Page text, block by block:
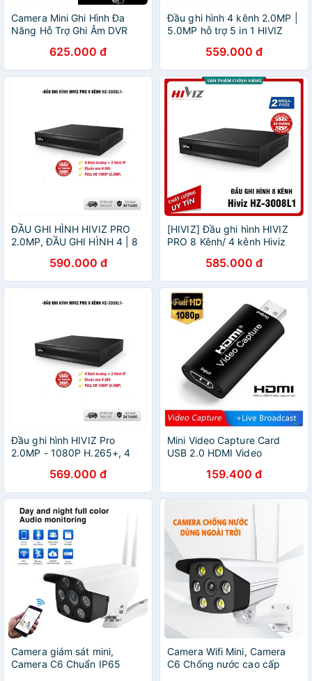
Camera Mini Ghi Hình Đa
Năng Hỗ Trợ Ghi Âm DVR
XANES MC01 Cao Cấp
625.000 đ
Đầu ghi hình 4 kênh 2.0MP |
5.0MP hỗ trợ 5 in 1 HIVIZ
chính hãng559.000 đ
ĐẦU GHI HÌNH HIVIZ PRO
2.0MP, ĐẦU GHI HÌNH 4 | 8
3008L1 CHÍNH HÃNG - BH
24 THÁNG
590.000 đ
[HIVIZ] Đầu ghi hình HIVIZ
PRO 8 Kênh/ 4 kênh Hiviz
chính hãng - Bảo hành 24
Tháng
585.000 đ
Đầu ghi hình HIVIZ Pro
2.0MP - 1080P H.265+, 4
hành chính hãng 24 Tháng
569.000 đ
Mini Video Capture Card
USB 2.0 HDMI Video
Máy quay phim HD Camera
ghi lại Live -dc4718
159.400 đ
Camera giám sát mini,
Camera C6 Chuẩn IP65
Camera Wifi Mini, Camera
C6 Chống nước cao cấp